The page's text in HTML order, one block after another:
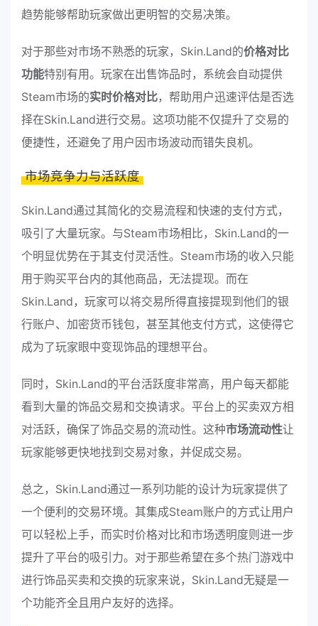
趋势能够帮助玩家做出更明智的交易决策。
对于那些对市场不熟悉的玩家，Skin.Land的价格对比
功能特别有用。玩家在出售饰品时，系统会自动提供
Steam市场的实时价格对比，帮助用户迅速评估是否选
择在Skin.Land进行交易。这项功能不仅提升了交易的
便捷性，还避免了用户因市场波动而错失良机。
市场竞争力与活跃度
Skin.Land通过其简化的交易流程和快速的支付方式，
吸引了大量玩家。与Steam市场相比，Skin.Land的一
个明显优势在于其支付灵活性。Steam市场的收入只能
用于购买平台内的其他商品，无法提现。而在
Skin.Land，玩家可以将交易所得直接提现到他们的银
行账户、加密货币钱包，甚至其他支付方式，这使得它
成为了玩家眼中变现饰品的理想平台。
同时，Skin.Land的平台活跃度非常高，用户每天都能
看到大量的饰品交易和交换请求。平台上的买卖双方相
对活跃，确保了饰品交易的流动性。这种市场流动性让
玩家能够更快地找到交易对象，并促成交易。
总之，Skin.Land通过一系列功能的设计为玩家提供了
一个便利的交易环境。其集成Steam账户的方式让用户
可以轻松上手，而实时价格对比和市场透明度则进一步
提升了平台的吸引力。对于那些希望在多个热门游戏中
进行饰品买卖和交换的玩家来说，Skin.Land无疑是一
个功能齐全且用户友好的选择。